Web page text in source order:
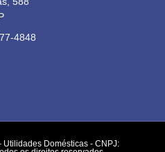
4848
Domésticas - CNPJ: